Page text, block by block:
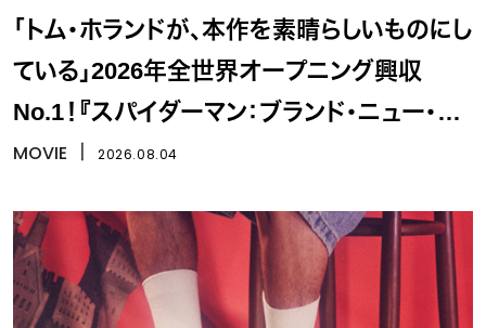
「トム・ホランドが、本作を素晴らしいものにし
ている」2026年全世界オープニング興収
No.1！『スパイダーマン：ブランド・ニュー・デ
イ』
MOVIE 2026.08.04